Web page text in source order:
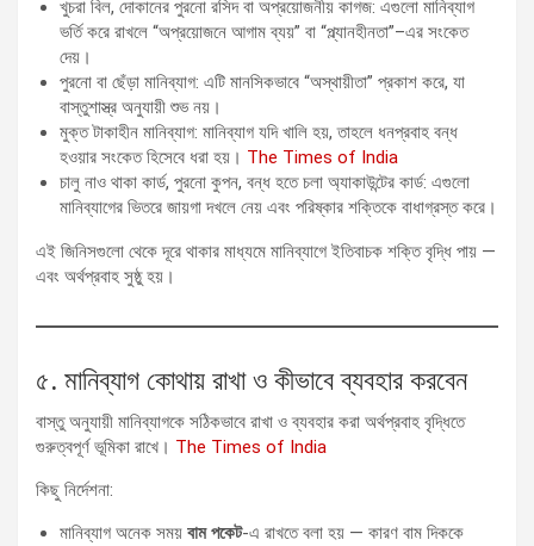
খুচরা বিল, দোকানের পুরনো রসিদ বা অপ্রয়োজনীয় কাগজ: এগুলো মানিব্যাগ
ভর্তি করে রাখলে “অপ্রয়োজনে আগাম ব্যয়” বা “প্ল্যানহীনতা”–এর সংকেত
দেয়।
পুরনো বা ছেঁড়া মানিব্যাগ: এটি মানসিকভাবে “অস্থায়ীতা” প্রকাশ করে, যা
বাস্তুশাস্ত্র অনুযায়ী শুভ নয়।
মুক্ত টাকাহীন মানিব্যাগ: মানিব্যাগ যদি খালি হয়, তাহলে ধনপ্রবাহ বন্ধ
হওয়ার সংকেত হিসেবে ধরা হয়। The Times of India
চালু নাও থাকা কার্ড, পুরনো কুপন, বন্ধ হতে চলা অ্যাকাউন্টের কার্ড: এগুলো
মানিব্যাগের ভিতরে জায়গা দখলে নেয় এবং পরিষ্কার শক্তিকে বাধাগ্রস্ত করে।
এই জিনিসগুলো থেকে দূরে থাকার মাধ্যমে মানিব্যাগে ইতিবাচক শক্তি বৃদ্ধি পায় —
এবং অর্থপ্রবাহ সুষ্ঠু হয়।
৫. মানিব্যাগ কোথায় রাখা ও কীভাবে ব্যবহার করবেন
বাস্তু অনুযায়ী মানিব্যাগকে সঠিকভাবে রাখা ও ব্যবহার করা অর্থপ্রবাহ বৃদ্ধিতে
গুরুত্বপূর্ণ ভূমিকা রাখে। The Times of India
কিছু নির্দেশনা:
মানিব্যাগ অনেক সময় বাম পকেট-এ রাখতে বলা হয় — কারণ বাম দিককে